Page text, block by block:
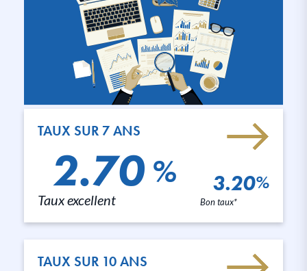
TAUX SUR 7 ANS
2.70 %
Taux excellent
3.20%
Bon taux*
TAUX SUR 10 ANS